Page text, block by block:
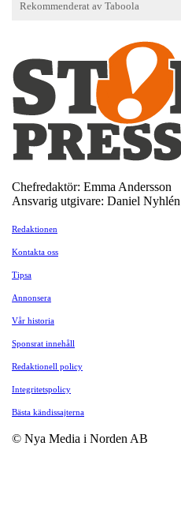
Chefredaktör: Emma Andersson
Ansvarig utgivare: Daniel Nyhlén
Redaktionen
Kontakta oss
Tipsa
Annonsera
Vår historia
Sponsrat innehåll
Redaktionell policy
Integritetspolicy
Bästa kändissajterna
© Nya Media i Norden AB